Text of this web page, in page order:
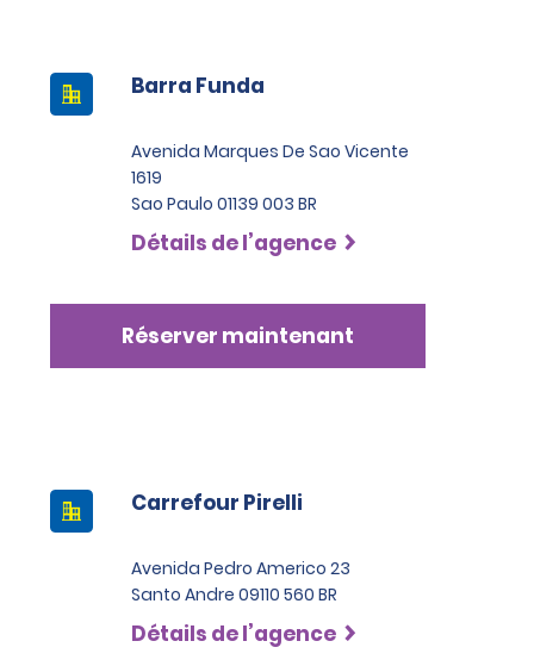
Barra Funda
Avenida Marques De Sao Vicente
1619
Sao Paulo 01139 003 BR
Détails de l’agence
Réserver maintenant
Carrefour Pirelli
Avenida Pedro Americo 23
Santo Andre 09110 560 BR
Détails de l’agence